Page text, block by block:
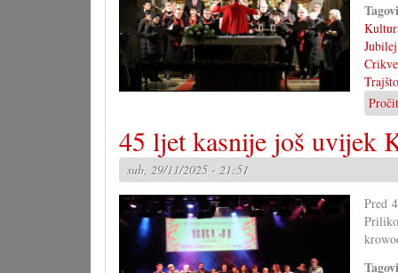
Jubilej
45 ljet kasnije još uvijek
sub, 29/11/2025 - 21:51
Pred